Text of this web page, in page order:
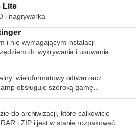
Lite
i nagrywarka
i nie wymagającym instalacji
do wykrywania i usuwania
oprogramowania i zagrożeń,
jest już zainfekowany. Chociaż Stinger
oprogramowania
jest aktualizowany wiele razy w
wykrywanie nowszych wariantów
i rozpowszechnionych wirusów.
family: Arial,Helvetica,Sans-Serif;
gradient(#fc8f32 0,#e26a0c
wieloformatowy odtwarzacz
formatów plików
MIDI, MOD, warstwy audio 1 i 2 MPEG-1,
OGG Vorbis i Windows Media Audio.
bez przerw dla MP3 i AAC oraz
do archiwizacji, które całkowicie
i ZIP i jest w stanie rozpakować
LZH, TAR, GZ, ACE, UUE, BZ2, JAR, ISO,